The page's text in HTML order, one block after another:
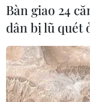
TIN CÙNG
Ninh Bình phê
Bàn giao 24
dân bị lũ quét